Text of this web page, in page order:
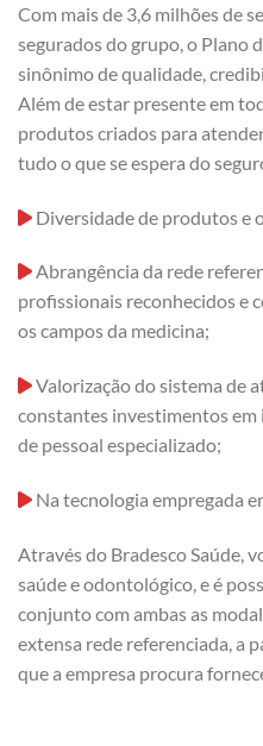
Com mais de 3,6 milhões de
segurados do grupo, o Plano
sinônimo de qualidade,
Além de estar presente em
produtos criados para
tudo o que se espera do
Diversidade de produtos e
Abrangência da rede
profissionais reconhecidos e
os campos da medicina;
Valorização do sistema de
constantes investimentos
de pessoal especializado;
Na tecnologia empregada
Através do Bradesco Saúde,
saúde e odontológico, e é
conjunto com ambas as
extensa rede referenciada, a
que a empresa procura